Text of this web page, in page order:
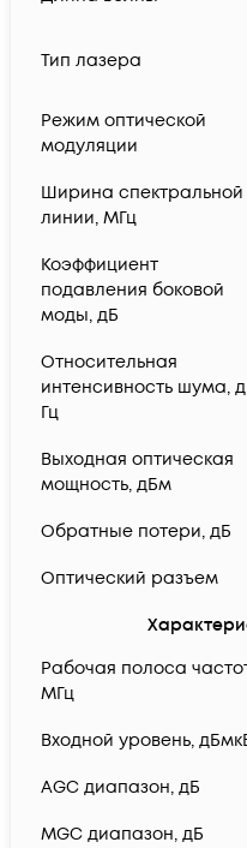
Тип лазера
Режим оптической
модуляции
Ширина спектральной
линии, МГц
Коэффициент
подавления боковой
моды, дБ
Относительная
интенсивность шума,
Гц
Выходная оптическая
мощность, дБм
Обратные потери, дБ
Оптический разъем
Рабочая полоса
МГц
Входной уровень,
AGC диапазон, дБ
MGC диапазон, дБ